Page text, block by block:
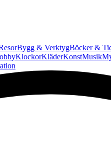
Bygg & VerktygBöcker &
KlockorKläderKonstMusik